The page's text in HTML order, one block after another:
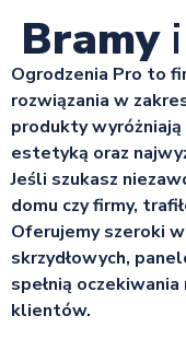
Bramy
Ogrodzenia Pro to
rozwiązania w
produkty
estetyką oraz
Jeśli szukasz
domu czy firmy,
Oferujemy szeroki
skrzydłowych,
spełnią
klientów.